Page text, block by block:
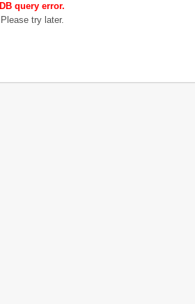
DB query error.
Please try later.